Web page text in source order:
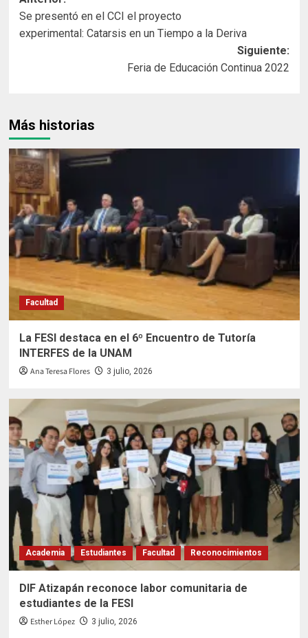
de
entradas
Se presentó en el CCI el proyecto
experimental: Catarsis en un Tiempo a la Deriva
Siguiente:
Feria de Educación Continua 2022
Más historias
Facultad
La FESI destaca en el 6º Encuentro de Tutoría
INTERFES de la UNAM
Ana Teresa Flores 3 julio, 2026
Academia Estudiantes Facultad Reconocimientos
DIF Atizapán reconoce labor comunitaria de
estudiantes de la FESI
Esther López 3 julio, 2026